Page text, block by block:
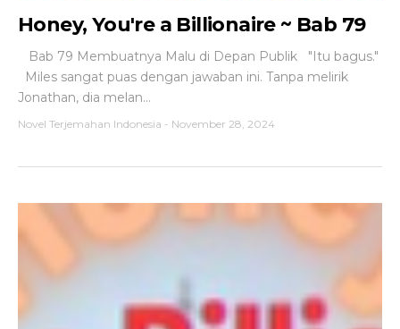
Honey, You're a Billionaire ~ Bab 79
Bab 79 Membuatnya Malu di Depan Publik "Itu bagus."
Miles sangat puas dengan jawaban ini. Tanpa melirik
Jonathan, dia melan...
Novel Terjemahan Indonesia - November 28, 2024